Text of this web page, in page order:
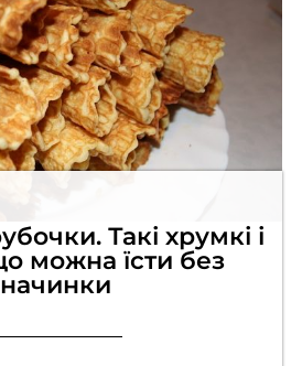
Такі хрумкі і
можна їсти без
начинки